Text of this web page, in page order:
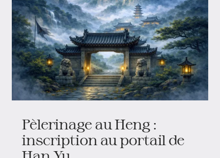
Pèlerinage au Heng :
inscription au portail de